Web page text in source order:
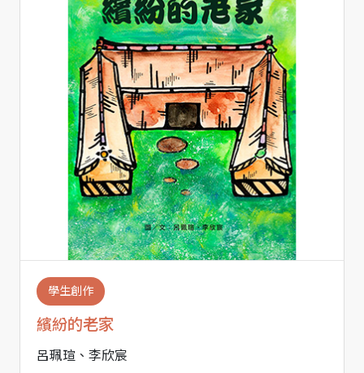
學生創作
繽紛的老家
呂珮瑄、李欣宸